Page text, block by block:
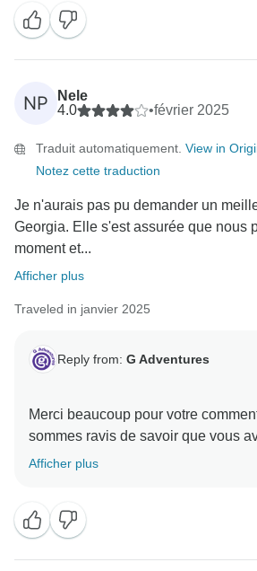
NP
Nele
4.0
•février 2025
Traduit automatiquement. View in
Notez cette traduction
Je n'aurais pas pu demander un
Georgia. Elle s'est assurée que nous
moment et...
Afficher plus
Traveled in janvier 2025
Reply from: G Adventures
Merci beaucoup pour votre
sommes ravis de savoir que vous
séjour en Australie avec nous et
Afficher plus